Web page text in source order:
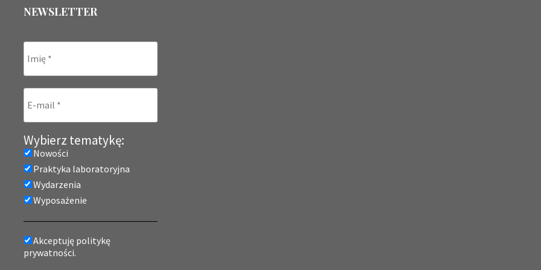
NEWSLETTER
Wybierz tematykę:
Nowości
Praktyka laboratoryjna
Wydarzenia
Wyposażenie
Akceptuję politykę
prywatności.